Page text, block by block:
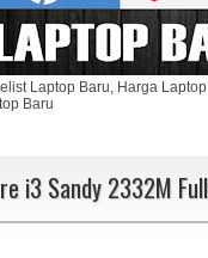
Laptop Baru, Harga
Baru
i3 Sandy 2332M